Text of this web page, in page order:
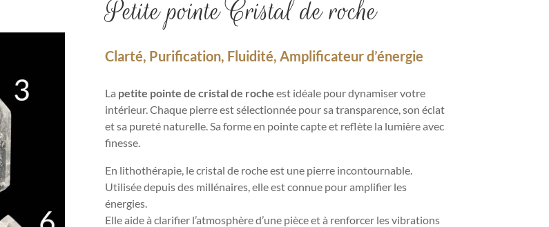
Petite pointe Cristal de roche
Clarté, Purification, Fluidité, Amplificateur d’énergie
La petite pointe de cristal de roche est idéale pour dynamiser votre
intérieur. Chaque pierre est sélectionnée pour sa transparence, son éclat
et sa pureté naturelle. Sa forme en pointe capte et reflète la lumière avec
finesse.
En lithothérapie, le cristal de roche est une pierre incontournable.
Utilisée depuis des millénaires, elle est connue pour amplifier les
énergies.
Elle aide à clarifier l’atmosphère d’une pièce et à renforcer les vibrations